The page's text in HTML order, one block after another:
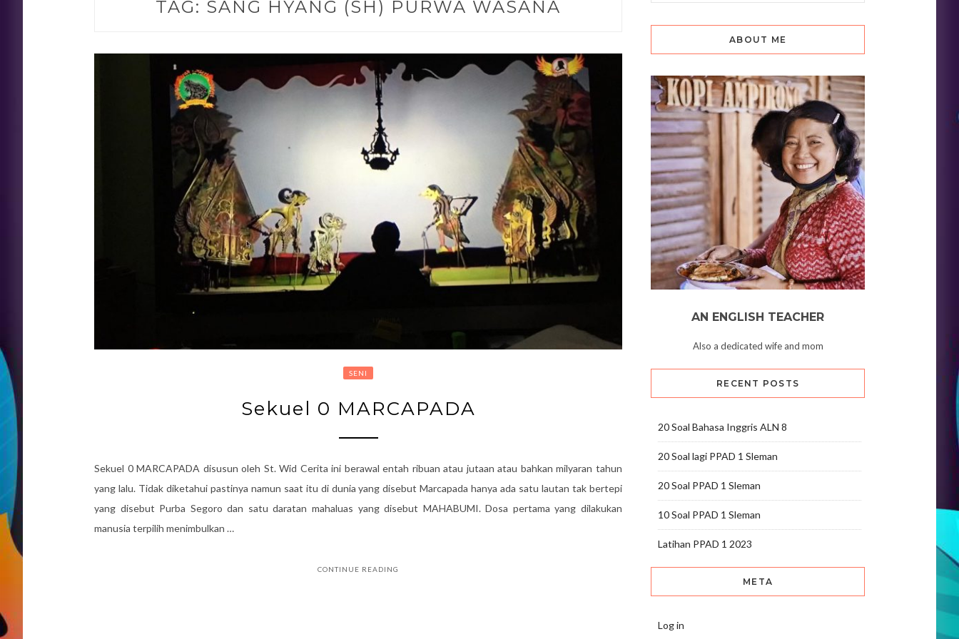
TAG: SANG HYANG (SH) PURWA WASANA
SENI
Sekuel 0 MARCAPADA
Sekuel 0 MARCAPADA disusun oleh St. Wid Cerita ini berawal entah ribuan atau jutaan atau bahkan milyaran tahun
yang lalu. Tidak diketahui pastinya namun saat itu di dunia yang disebut Marcapada hanya ada satu lautan tak bertepi
yang disebut Purba Segoro dan satu daratan mahaluas yang disebut MAHABUMI. Dosa pertama yang dilakukan
manusia terpilih menimbulkan …
CONTINUE READING
ABOUT ME
AN ENGLISH TEACHER
Also a dedicated wife and mom
RECENT POSTS
20 Soal Bahasa Inggris ALN 8
20 Soal lagi PPAD 1 Sleman
20 Soal PPAD 1 Sleman
10 Soal PPAD 1 Sleman
Latihan PPAD 1 2023
META
Log in